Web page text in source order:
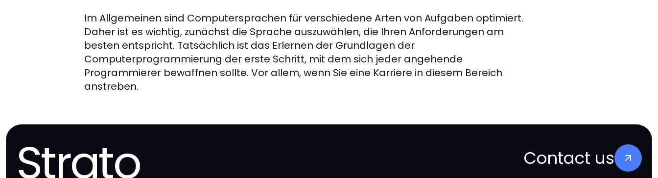
Im Allgemeinen sind Computersprachen für verschiedene Arten von Aufgaben optimiert.
Daher ist es wichtig, zunächst die Sprache auszuwählen, die Ihren Anforderungen am
besten entspricht. Tatsächlich ist das Erlernen der Grundlagen der
Computerprogrammierung der erste Schritt, mit dem sich jeder angehende
Programmierer bewaffnen sollte. Vor allem, wenn Sie eine Karriere in diesem Bereich
anstreben.
Strato Contact us